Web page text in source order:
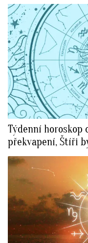
Týdenní horoskop
překvapení, Štíři